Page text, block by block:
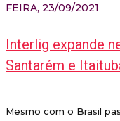
FEIRA, 23/09/2021
Interlig expande
Santarém e
Mesmo com o Brasil